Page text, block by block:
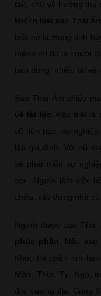
tài), chủ về hưởng thụ
không biết sao Thái
biết nó là Hung tinh
mệnh thì đó là người
bao dung, nhiều tài và
Sao Thái Âm chiếu
về tài lộc . Đặc biệt
về tiền bạc, sự
lập gia đình. Với nữ
sẽ phát triển sự
con. Người làm việc
chữa, xây dựng nhà
Người được sao Thái
phúc phần
. Nếu
Khúc thì phần lớn
Mão, Thìn, Tỵ, Ngọ,
địa, vượng địa. Cung